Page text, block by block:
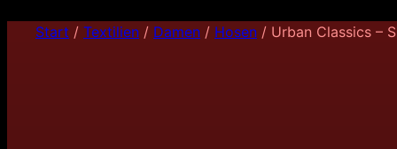
Start / Textilien / Damen / Hosen / Urban Classics –